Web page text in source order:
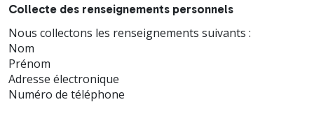
Collecte des renseignements personnels
Nous collectons les renseignements suivants :
Nom
Prénom
Adresse électronique
Numéro de téléphone